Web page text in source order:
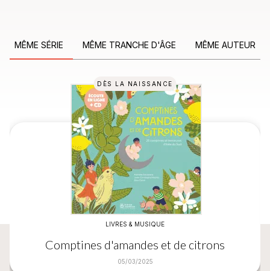
MÊME SÉRIE MÊME TRANCHE D'ÂGE MÊME AUTEUR
DÈS LA NAISSANCE
LIVRES & MUSIQUE
Comptines d'amandes et de citrons
05/03/2025